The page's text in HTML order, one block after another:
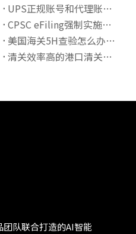
UPS正规账号和代理账号有什么区别？如何选择更稳定的UPS账号服务
CPSC eFiling强制实施后如何完成电子申报？
美国海关5H查验怎么办？流程、原因与快速放行指南
清关效率高的港口清关公司有哪些推荐？
队联合打造的AI智能